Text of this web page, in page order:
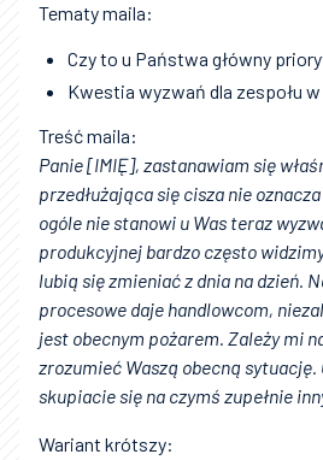
Tematy maila:
Czy to u Państwa główny
Kwestia wyzwań dla zespołu w
Treść maila:
Panie [IMIĘ], zastanawiam się
przedłużająca się cisza nie
ogóle nie stanowi u Was teraz
produkcyjnej bardzo często
lubią się zmieniać z dnia na dzień.
procesowe daje handlowcom,
jest obecnym pożarem. Zależy mi
zrozumieć Waszą obecną
skupiacie się na czymś zupełnie
Wariant krótszy: